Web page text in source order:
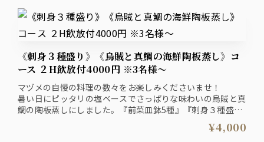
《刺身３種盛り》《烏賊と真鯛の海鮮陶板蒸し》コ
ース ２H飲放付4000円 ※3名様～
マヅメの自慢の料理の数々をお楽しみくださいませ！
暑い日にピッタリの塩ベースでさっぱりな味わいの烏賊と真
鯛の陶板蒸しにしました。『前菜皿鉢5種』『刺身３種盛り
ザ・プレミアム・モルツ入り2時間飲み放題付きプラン4000
¥4,000